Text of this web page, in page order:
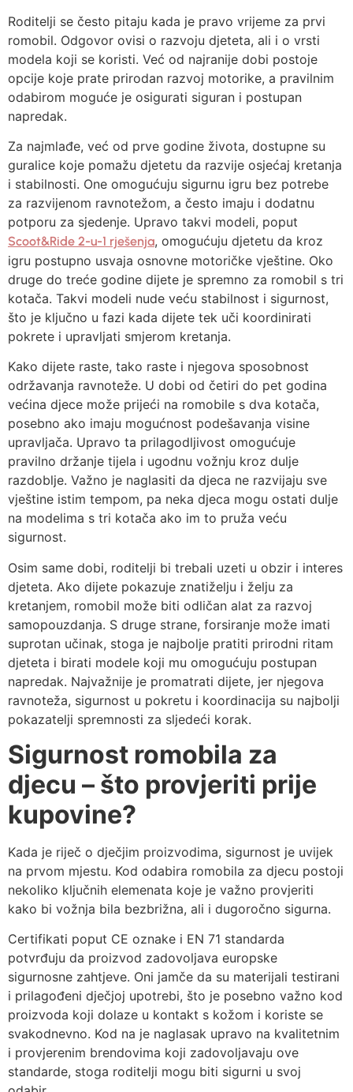
Roditelji se često pitaju kada je pravo vrijeme za prvi
romobil. Odgovor ovisi o razvoju djeteta, ali i o vrsti
modela koji se koristi. Već od najranije dobi postoje
opcije koje prate prirodan razvoj motorike, a pravilnim
odabirom moguće je osigurati siguran i postupan
napredak.
Za najmlađe, već od prve godine života, dostupne su
guralice koje pomažu djetetu da razvije osjećaj kretanja
i stabilnosti. One omogućuju sigurnu igru bez potrebe
za razvijenom ravnotežom, a često imaju i dodatnu
potporu za sjedenje. Upravo takvi modeli, poput
Scoot&Ride 2-u-1 rješenja, omogućuju djetetu da kroz
igru postupno usvaja osnovne motoričke vještine. Oko
druge do treće godine dijete je spremno za romobil s tri
kotača. Takvi modeli nude veću stabilnost i sigurnost,
što je ključno u fazi kada dijete tek uči koordinirati
pokrete i upravljati smjerom kretanja.
Kako dijete raste, tako raste i njegova sposobnost
održavanja ravnoteže. U dobi od četiri do pet godina
većina djece može prijeći na romobile s dva kotača,
posebno ako imaju mogućnost podešavanja visine
upravljača. Upravo ta prilagodljivost omogućuje
pravilno držanje tijela i ugodnu vožnju kroz dulje
razdoblje. Važno je naglasiti da djeca ne razvijaju sve
vještine istim tempom, pa neka djeca mogu ostati dulje
na modelima s tri kotača ako im to pruža veću
sigurnost.
Osim same dobi, roditelji bi trebali uzeti u obzir i interes
djeteta. Ako dijete pokazuje znatiželju i želju za
kretanjem, romobil može biti odličan alat za razvoj
samopouzdanja. S druge strane, forsiranje može imati
suprotan učinak, stoga je najbolje pratiti prirodni ritam
djeteta i birati modele koji mu omogućuju postupan
napredak. Najvažnije je promatrati dijete, jer njegova
ravnoteža, sigurnost u pokretu i koordinacija su najbolji
pokazatelji spremnosti za sljedeći korak.
Sigurnost romobila za
djecu – što provjeriti prije
kupovine?
Kada je riječ o dječjim proizvodima, sigurnost je uvijek
na prvom mjestu. Kod odabira romobila za djecu postoji
nekoliko ključnih elemenata koje je važno provjeriti
kako bi vožnja bila bezbrižna, ali i dugoročno sigurna.
Certifikati poput CE oznake i EN 71 standarda
potvrđuju da proizvod zadovoljava europske
sigurnosne zahtjeve. Oni jamče da su materijali testirani
i prilagođeni dječjoj upotrebi, što je posebno važno kod
proizvoda koji dolaze u kontakt s kožom i koriste se
svakodnevno. Kod na je naglasak upravo na kvalitetnim
i provjerenim brendovima koji zadovoljavaju ove
standarde, stoga roditelji mogu biti sigurni u svoj